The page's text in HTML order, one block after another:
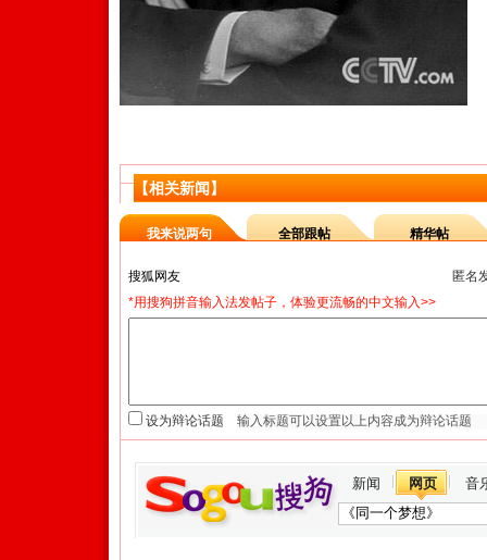
【相关新闻】
我来说两句 全部跟帖 精华帖
匿名
*用搜狗拼音输入法发帖子，体验更流畅的中文输入>>
设为辩论话题
新闻 网页 音